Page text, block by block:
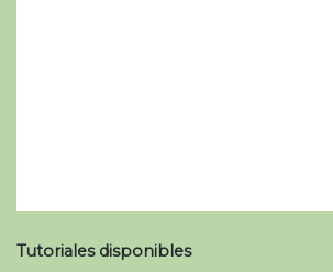
Tutoriales disponibles